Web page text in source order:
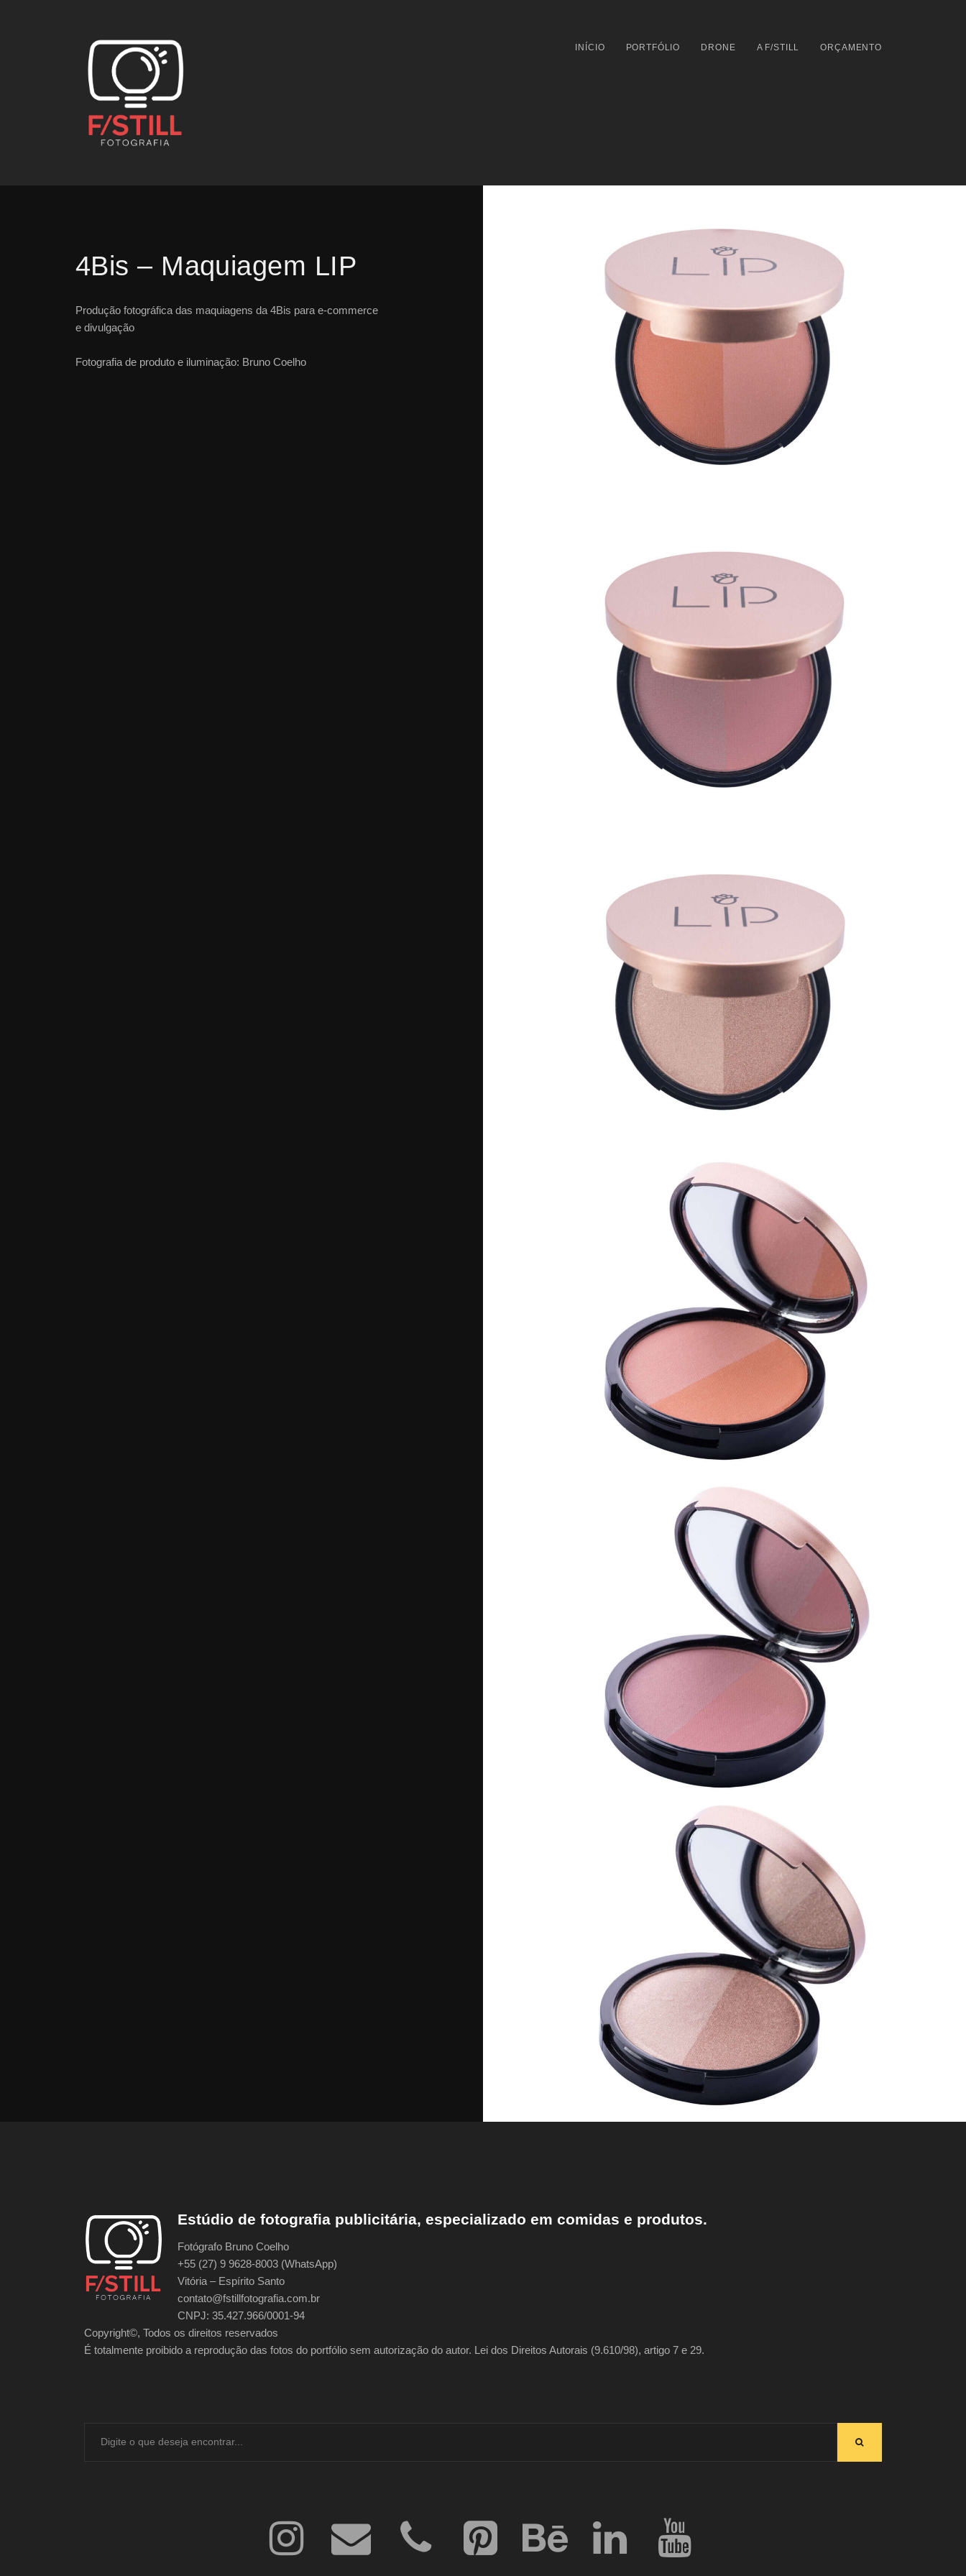
INÍCIO PORTFÓLIO DRONE A F/STILL ORÇAMENTO
4Bis – Maquiagem LIP
Produção fotográfica das maquiagens da 4Bis para e-commerce
e divulgação
Fotografia de produto e iluminação: Bruno Coelho
Estúdio de fotografia publicitária, especializado em comidas e produtos.
Fotógrafo Bruno Coelho
+55 (27) 9 9628-8003 (WhatsApp)
Vitória – Espírito Santo
contato@fstillfotografia.com.br
CNPJ: 35.427.966/0001-94
Copyright©, Todos os direitos reservados
É totalmente proibido a reprodução das fotos do portfólio sem autorização do autor. Lei dos Direitos Autorais (9.610/98), artigo 7 e 29.